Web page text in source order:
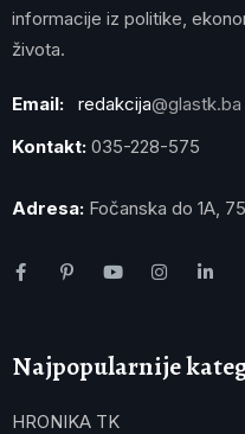
informacije iz politike,
života.
Email: redakcija@glastk.ba
Kontakt: 035-228-575
Adresa: Fočanska do 1A,
Najpopularnije
HRONIKA TK